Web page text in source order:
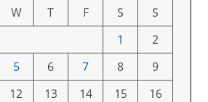
W T F S
S
1
2
5 6 7 8
9
12 13 14 15
16